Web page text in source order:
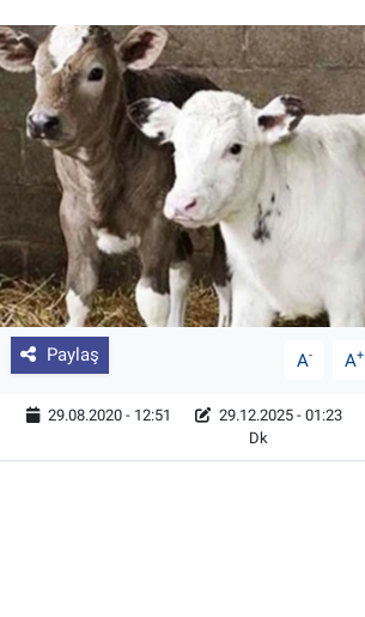
Paylaş A- A+
29.08.2020 - 12:51 29.12.2025 - 01:23
Dk
Et fiyatları
Tarım Bilgisi
Yetiştirici Soruyor
Dünyada Tarım
Üretici Birlikleri
Şeker ve Şekerli Mamüller
Tahıllar ve Baklagiller